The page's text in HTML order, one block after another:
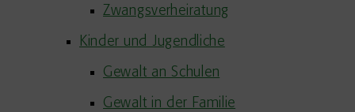
Zwangsverheiratung
Kinder und Jugendliche
Gewalt an Schulen
Gewalt in der Familie